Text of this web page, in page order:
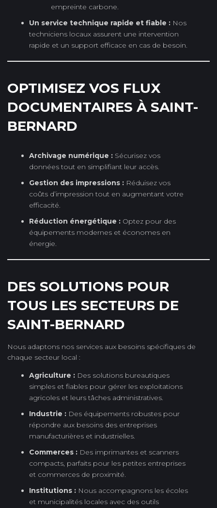
empreinte carbone.
Un service technique rapide et fiable : Nos
techniciens locaux assurent une intervention
rapide et un support efficace en cas de besoin.
OPTIMISEZ VOS FLUX
DOCUMENTAIRES À SAINT-
BERNARD
Archivage numérique : Sécurisez vos
données tout en simplifiant leur accès.
Gestion des impressions : Réduisez vos
coûts d’impression tout en augmentant votre
efficacité.
Réduction énergétique : Optez pour des
équipements modernes et économes en
énergie.
DES SOLUTIONS POUR
TOUS LES SECTEURS DE
SAINT-BERNARD
Nous adaptons nos services aux besoins spécifiques de
chaque secteur local :
Agriculture : Des solutions bureautiques
simples et fiables pour gérer les exploitations
agricoles et leurs tâches administratives.
Industrie : Des équipements robustes pour
répondre aux besoins des entreprises
manufacturières et industrielles.
Commerces : Des imprimantes et scanners
compacts, parfaits pour les petites entreprises
et commerces de proximité.
Institutions : Nous accompagnons les écoles
et municipalités locales avec des outils